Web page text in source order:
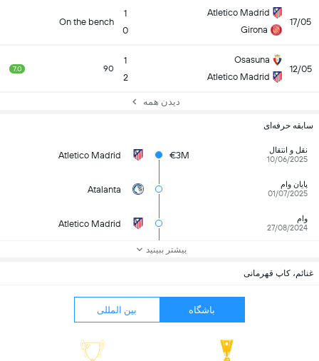
17/05
Atletico Madrid
Girona
1
0
On the bench
12/05
Osasuna
Atletico Madrid
1
2
90
7.0
دیدن همه
سابقه حرفه‌ای
نقل و انتقال
10/06/2025
€3M
Atletico Madrid
پایان وام
01/07/2025
Atalanta
وام
27/08/2024
Atletico Madrid
بیشتر ببینید
غنائم، کاپ قهرمانی
باشگاه بین المللی